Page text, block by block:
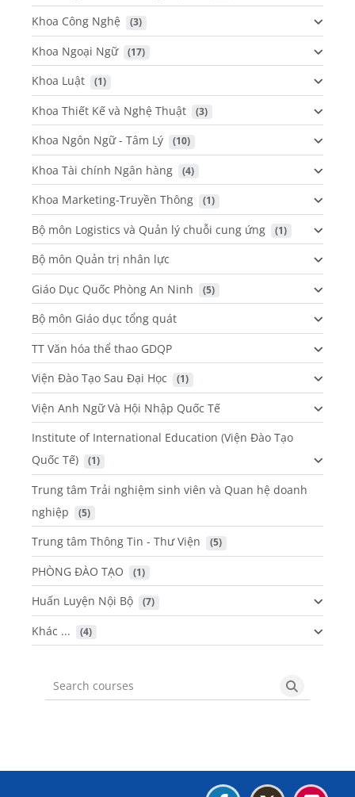
Khoa Công Nghệ (3)
Khoa Ngoại Ngữ (17)
Khoa Luật (1)
Khoa Thiết Kế và Nghệ Thuật (3)
Khoa Ngôn Ngữ - Tâm Lý (10)
Khoa Tài chính Ngân hàng (4)
Khoa Marketing-Truyền Thông (1)
Bộ môn Logistics và Quản lý chuỗi cung ứng (1)
Bộ môn Quản trị nhân lực
Giáo Dục Quốc Phòng An Ninh
(5)
Bộ môn Giáo dục tổng quát
TT Văn hóa thể thao GDQP
Viện Đào Tạo Sau Đại Học
(1)
Viện Anh Ngữ Và Hội Nhập Quốc Tế
Institute of International Education (Viện Đào Tạo
Quốc Tế)
(1)
Trung tâm Trải nghiệm sinh viên và Quan hệ doanh
nghiệp
(5)
Trung tâm Thông Tin - Thư Viện (5)
PHÒNG ĐÀO TẠO (1)
Huấn Luyện Nội Bộ (7)
Khác ... (4)
Search courses Search